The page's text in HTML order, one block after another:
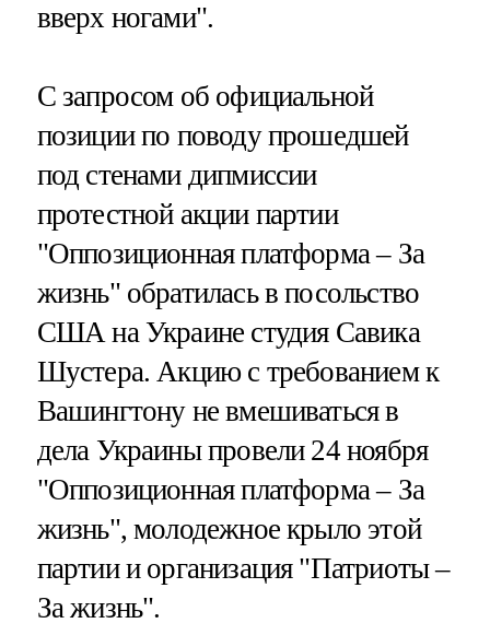
вверх ногами".
С запросом об официальной
позиции по поводу прошедшей
под стенами дипмиссии
протестной акции партии
"Оппозиционная платформа – За
жизнь" обратилась в посольство
США на Украине студия Савика
Шустера. Акцию с требованием к
Вашингтону не вмешиваться в
дела Украины провели 24 ноября
"Оппозиционная платформа – За
жизнь", молодежное крыло этой
партии и организация "Патриоты –
За жизнь".